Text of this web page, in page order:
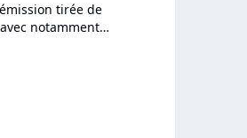
tirée de
notamment